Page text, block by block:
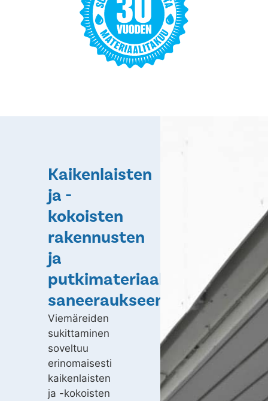
Kaikenlaisten
ja -
kokoisten
rakennusten
ja
putkimateriaalien
saneeraukseen
Viemäreiden
sukittaminen
soveltuu
erinomaisesti
kaikenlaisten
ja -kokoisten